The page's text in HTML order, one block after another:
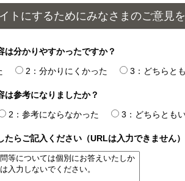
トにするためにみなさまのご意見
は分かりやすかったですか？
2：分かりにくかった 3：どちらと
は参考になりましたか？
2：参考にならなかった 3：どちらとも
らご記入ください（URLは入力できません）